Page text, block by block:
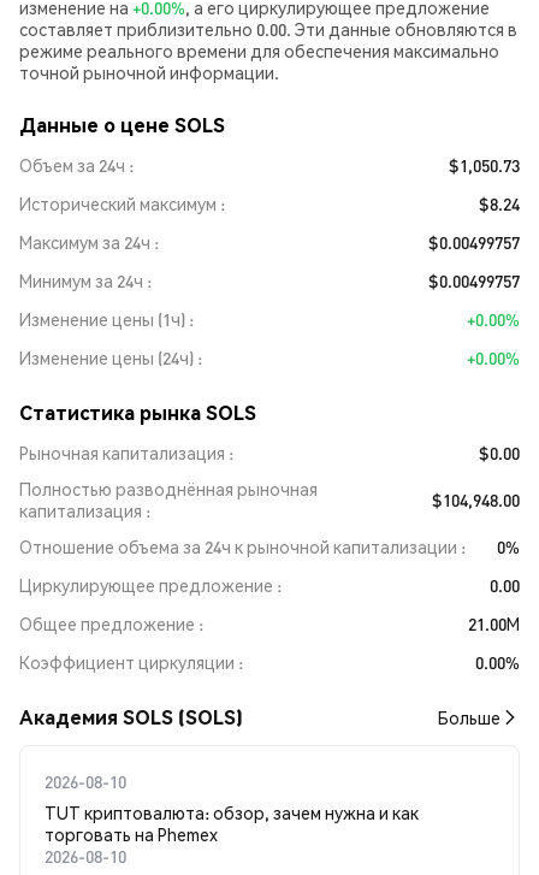
изменение на +0.00%, а его циркулирующее предложение
составляет приблизительно 0.00. Эти данные обновляются в
режиме реального времени для обеспечения максимально
точной рыночной информации.
Данные о цене SOLS
Объем за 24ч
$1,050.73
Исторический максимум
$8.24
Максимум за 24ч
$0.00499757
Минимум за 24ч
$0.00499757
Изменение цены (1ч)
+0.00%
Изменение цены (24ч)
+0.00%
Статистика рынка SOLS
Рыночная капитализация
$0.00
Полностью разводнённая рыночная
капитализация
$104,948.00
Отношение объема за 24ч к рыночной капитализации
0%
Циркулирующее предложение
0.00
Общее предложение
21.00M
Коэффициент циркуляции
0.00%
Академия SOLS (SOLS) Больше
2026-08-10
TUT криптовалюта: обзор, зачем нужна и как
торговать на Phemex
2026-08-10